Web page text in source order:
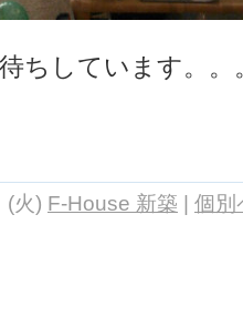
ちしています。。
(火) F-House 新築 | 個別